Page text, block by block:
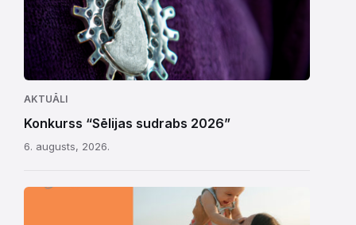
AKTUĀLI
Konkurss “Sēlijas sudrabs 2026”
6. augusts, 2026.